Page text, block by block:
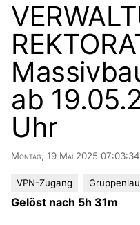
ab
Uhr
Montag, 19 Mai 2025 07:03:34
VPN-Zugang
Gelöst nach 5h 31m